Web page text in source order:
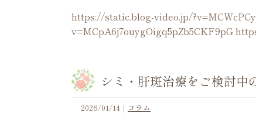
https://static.blog-video.jp/
v=MCpA6j7ouygOigq5pZb5CKF9pG
シミ・肝斑治療をご検討中
2026/01/14 ｜ コラム